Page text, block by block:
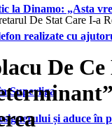
la Dinamo: „Asta
realizate cu
Superliga
și aduce în
De Stat Care I-a
De